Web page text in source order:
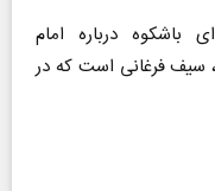
باشکوه درباره امام
سیف فرغانی است که در